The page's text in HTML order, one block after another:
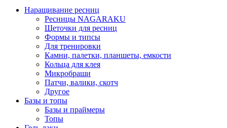
Наращивание ресниц
Ресницы NAGARAKU
Щеточки для ресниц
Формы и типсы
Для тренировки
Камни, палетки, планшеты, емкости
Кольца для клея
Микробраши
Патчи, валики, скотч
Другое
Базы и топы
Базы и праймеры
Топы